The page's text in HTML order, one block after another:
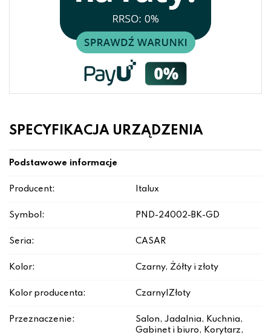
SPECYFIKACJA URZĄDZENIA
Podstawowe informacje
Producent: Italux
Symbol: PND-24002-BK-GD
Seria: CASAR
Kolor: Czarny, Żółty i złoty
Kolor producenta: Czarny|Złoty
Przeznaczenie:
Salon, Jadalnia, Kuchnia,
Gabinet i biuro, Korytarz,